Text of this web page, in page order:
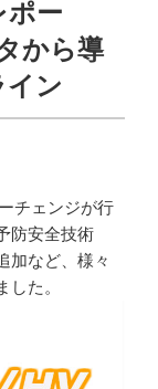
ポー
から導
イン
チェンジが行
防安全技術
加など、様々
た。